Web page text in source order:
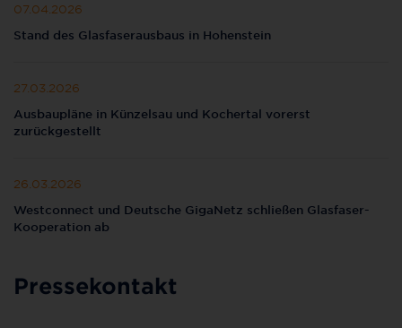
07.04.2026
Stand des Glasfaserausbaus in Hohenstein
27.03.2026
Ausbaupläne in Künzelsau und Kochertal vorerst
zurückgestellt
26.03.2026
Westconnect und Deutsche GigaNetz schließen Glasfaser-
Kooperation ab
Pressekontakt